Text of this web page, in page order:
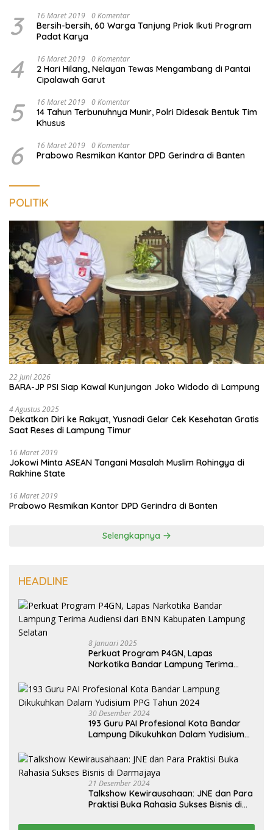
3 16 Maret 2019 0 Komentar
Bersih-bersih, 60 Warga Tanjung Priok Ikuti Program
Padat Karya
4 16 Maret 2019 0 Komentar
2 Hari Hilang, Nelayan Tewas Mengambang di Pantai
Cipalawah Garut
5 16 Maret 2019 0 Komentar
14 Tahun Terbunuhnya Munir, Polri Didesak Bentuk Tim
Khusus
6 16 Maret 2019 0 Komentar
Prabowo Resmikan Kantor DPD Gerindra di Banten
POLITIK
22 Juni 2026
BARA-JP PSI Siap Kawal Kunjungan Joko Widodo di Lampung
4 Agustus 2025
Dekatkan Diri ke Rakyat, Yusnadi Gelar Cek Kesehatan Gratis
Saat Reses di Lampung Timur
16 Maret 2019
Jokowi Minta ASEAN Tangani Masalah Muslim Rohingya di
Rakhine State
16 Maret 2019
Prabowo Resmikan Kantor DPD Gerindra di Banten
Selengkapnya
HEADLINE
8 Januari 2025
Perkuat Program P4GN, Lapas
Narkotika Bandar Lampung Terima
Selatan
30 Desember 2024
193 Guru PAI Profesional Kota Bandar
Lampung Dikukuhkan Dalam Yudisium
21 Desember 2024
Talkshow Kewirausahaan: JNE dan Para
Praktisi Buka Rahasia Sukses Bisnis di